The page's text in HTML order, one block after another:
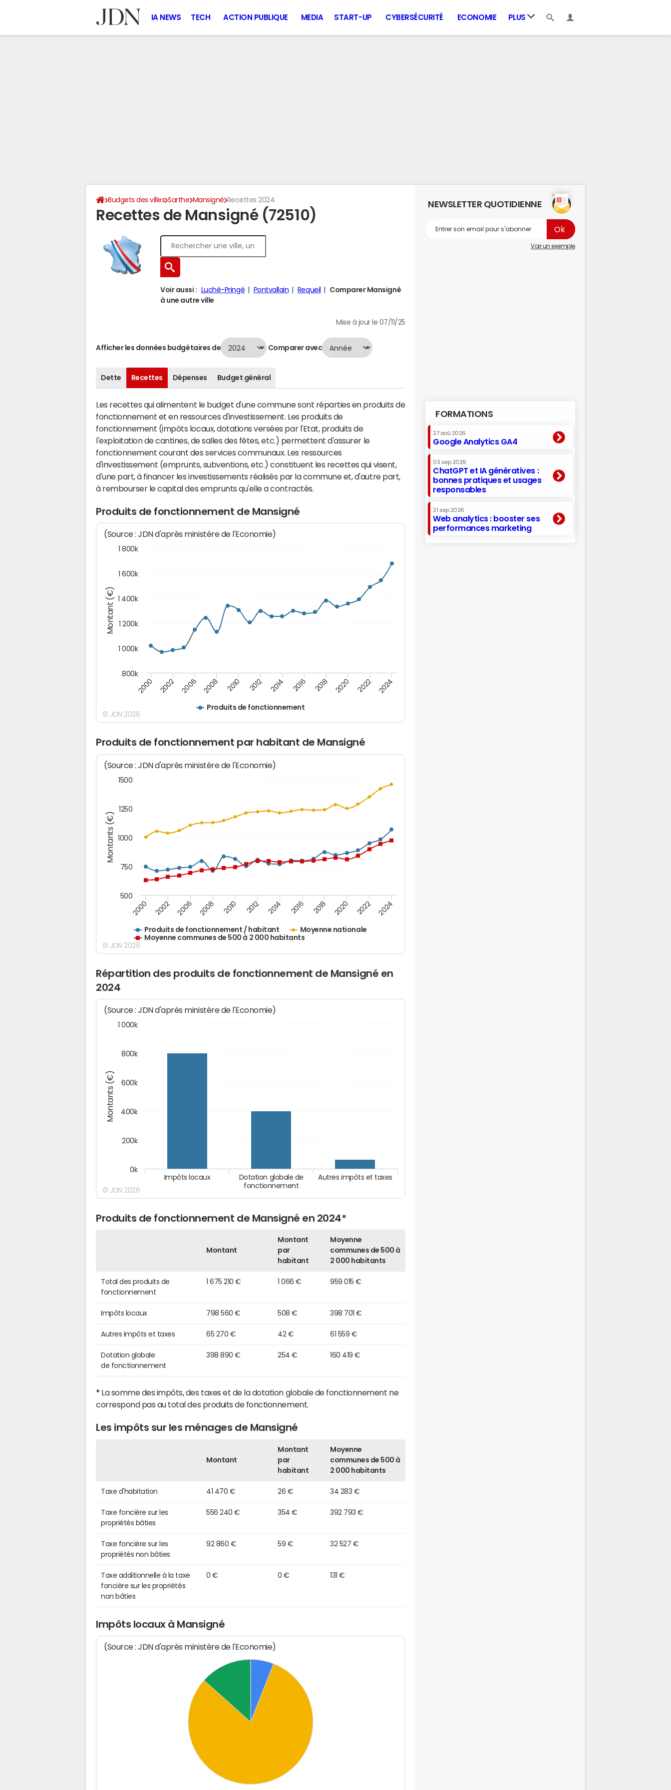
IA NEWS TECH ACTION PUBLIQUE MEDIA START-UP CYBERSÉCURITÉ ECONOMIE PLUS
Budgets des villes Sarthe Mansigné Recettes 2024
Recettes de Mansigné (72510)
Voir aussi : Luché-Pringé Pontvallain Requeil
Comparer Mansigné
à une autre ville
Mise à jour le 07/11/25
Afficher les données budgétaires de Comparer avec
Dette Recettes Dépenses Budget général
Les recettes qui alimentent le budget d'une commune sont réparties en produits de
fonctionnement et en ressources d'investissement. Les produits de
fonctionnement (impôts locaux, dotations versées par l'Etat, produits de
l'exploitation de cantines, de salles des fêtes, etc.) permettent d'assurer le
fonctionnement courant des services communaux. Les ressources
d'investissement (emprunts, subventions, etc.) constituent les recettes qui visent,
d'une part, à financer les investissements réalisés par la commune et, d'autre part,
à rembourser le capital des emprunts qu'elle a contractés.
Produits de fonctionnement de Mansigné
Montant (€)
(Source : JDN d'après ministère de l'Economie)
Produits de fonctionnement
2000 2002 2006 2008 2010 2012 2014 2016 2018 2020 2022 2024
800k
1 000k
1 200k
1 400k
1 600k
1 800k
© JDN 2026
Produits de fonctionnement par habitant de Mansigné
Montants (€)
(Source : JDN d'après ministère de l'Economie)
Produits de fonctionnement / habitant
Moyenne nationale
Moyenne communes de 500 à 2 000 habitants
2000 2002 2006 2008 2010 2012 2014 2016 2018 2020 2022 2024
500
750
1000
1250
1500
© JDN 2026
Répartition des produits de fonctionnement de Mansigné en
2024
Montants (€)
(Source : JDN d'après ministère de l'Economie)
Autres impôts et taxes
Dotation globale de
fonctionnement
Impôts locaux
0k
200k
400k
600k
800k
1 000k
© JDN 2026
Produits de fonctionnement de Mansigné en 2024*
Montant
Montant
par
habitant
Moyenne
communes de 500 à
2 000 habitants
Total des produits de
fonctionnement
1 675 210 € 1 066 € 959 015 €
Impôts locaux 798 560 € 508 € 398 701 €
Autres impôts et taxes 65 270 € 42 € 61 559 €
Dotation globale
de fonctionnement
398 890 € 254 € 160 419 €
* La somme des impôts, des taxes et de la dotation globale de fonctionnement ne
correspond pas au total des produits de fonctionnement.
Les impôts sur les ménages de Mansigné
Montant
Montant
par
habitant
Moyenne
communes de 500 à
2 000 habitants
Taxe d'habitation 41 470 € 26 € 34 283 €
Taxe foncière sur les
propriétés bâties
556 240 € 354 € 392 793 €
Taxe foncière sur les
propriétés non bâties
92 860 € 59 € 32 527 €
Taxe additionnelle à la taxe
foncière sur les propriétés
non bâties
0 € 0 € 131 €
Impôts locaux à Mansigné
(Source : JDN d'après ministère de l'Economie)
NEWSLETTER QUOTIDIENNE
Voir un exemple
FORMATIONS
27 aoû 2026
Google Analytics GA4
03 sep 2026
ChatGPT et IA génératives :
bonnes pratiques et usages
responsables
21 sep 2026
Web analytics : booster ses
performances marketing